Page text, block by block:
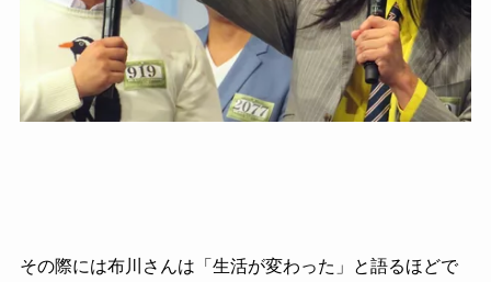
その際には布川さんは「生活が変わった」と語るほどで